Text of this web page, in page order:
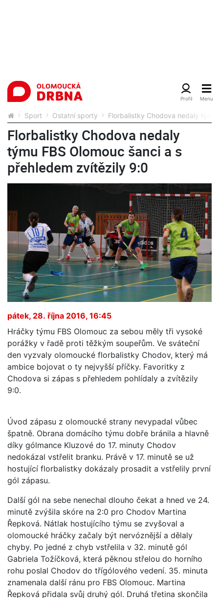
Sport Ostatní sporty Florbalistky Chodova nedaly
Florbalistky Chodova nedaly
týmu FBS Olomouc šanci a s
přehledem zvítězily 9:0
pátek, 28. října 2016, 16:45
Hráčky týmu FBS Olomouc za sebou měly tři vysoké
porážky v řadě proti těžkým soupeřům. Ve sváteční
den vyzvaly olomoucké florbalistky Chodov, který má
ambice bojovat o ty nejvyšší příčky. Favoritky z
Chodova si zápas s přehledem pohlídaly a zvítězily
9:0.
Úvod zápasu z olomoucké strany nevypadal vůbec
špatně. Obrana domácího týmu dobře bránila a hlavně
díky gólmance Kluzové do 17. minuty Chodov
nedokázal vstřelit branku. Právě v 17. minutě se už
hostující florbalistky dokázaly prosadit a vstřelily první
gól zápasu.
Další gól na sebe nenechal dlouho čekat a hned ve 24.
minutě zvýšila skóre na 2:0 pro Chodov Martina
Řepková. Nátlak hostujícího týmu se zvyšoval a
olomoucké hráčky začaly být nervóznější a dělaly
chyby. Po jedné z chyb vstřelila v 32. minutě gól
Gabriela Tožíčková, která pěknou střelou do horního
rohu poslal Chodov do třígólového vedení. 35. minuta
znamenala další ránu pro FBS Olomouc. Martina
Řepková přidala svůj druhý gól. Druhá třetina skončila